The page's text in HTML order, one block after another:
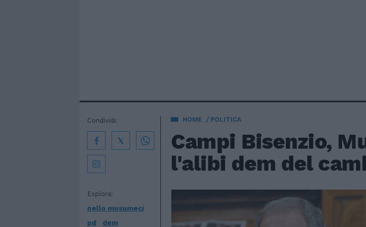
HOME POLITICA
Campi Bisenzio,
l'alibi dem del
Esplora:
nello musumeci
pd
dem
Condividi: